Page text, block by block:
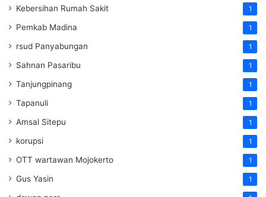
Kebersihan Rumah Sakit 1
Pemkab Madina 1
rsud Panyabungan 1
Sahnan Pasaribu 1
Tanjungpinang 1
Tapanuli 1
Amsal Sitepu 1
korupsi 1
OTT wartawan Mojokerto 1
Gus Yasin 1